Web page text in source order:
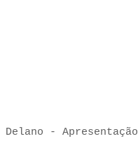
- Apresentação